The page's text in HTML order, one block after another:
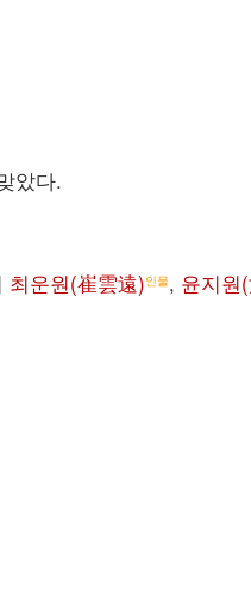
았다.
최운원(崔雲遠)인물, 윤지원